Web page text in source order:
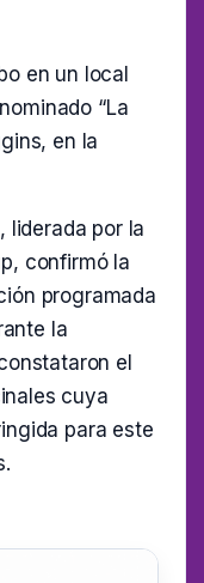
en un local
“La
en la
liderada por la
confirmó la
programada
la
el
cuya
para este